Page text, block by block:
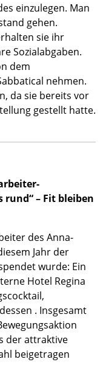
einzulegen. Man
gehen.
sie ihr
Sozialabgaben.
dem
nehmen.
da sie bereits vor
gestellt hatte.
rund“ – Fit bleiben
des Anna-
Jahr der
wurde: Ein
Hotel Regina
. Insgesamt
der attraktive
beigetragen